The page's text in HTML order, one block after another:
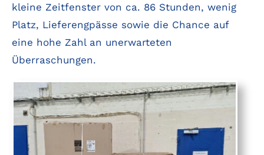
kleine Zeitfenster von ca. 86 Stunden, wenig
Platz, Lieferengpässe sowie die Chance auf
eine hohe Zahl an unerwarteten
Überraschungen.